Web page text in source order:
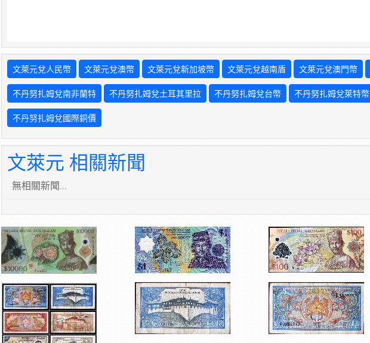
文萊元兌人民幣 文萊元兌澳幣 文萊元兌新加坡幣 文萊元兌越南盾 文萊元兌澳門幣
不丹努扎姆兌南非蘭特 不丹努扎姆兌土耳其里拉 不丹努扎姆兌台幣 不丹努扎姆兌萊特幣
不丹努扎姆兌國際銅價
文萊元 相關新聞
無相關新聞...